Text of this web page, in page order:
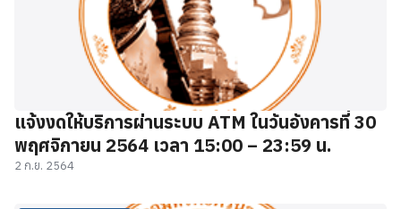
แจ้งงดให้บริการผ่านระบบ ATM ในวันอังคารที่ 30
พฤศจิกายน 2564 เวลา 15:00 – 23:59 น.
2 ก.ย. 2564